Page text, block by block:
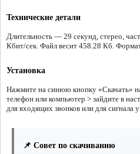
Технические детали
Длительность — 29 секунд, стерео,
Кбит/сек. Файл весит 458.28 Кб.
Установка
Нажмите на синюю кнопку «Скачать»
телефон или компьютер > зайдите в
для входящих звонков или для сигнала
📌 Совет по скачиванию